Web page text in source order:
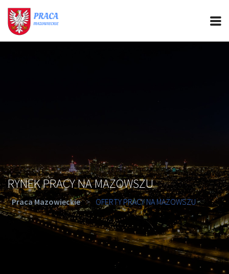
RYNEK PRACY NA MAZOWSZU
Praca Mazowieckie > OFERTY PRACY NA MAZOWSZU